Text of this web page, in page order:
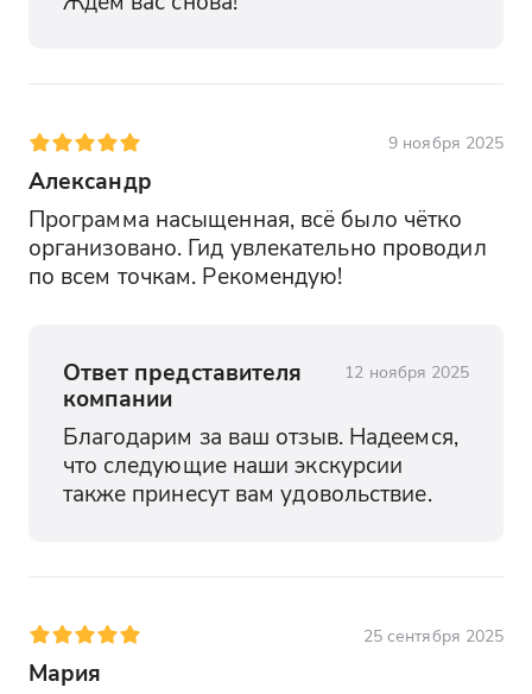
9 ноября 2025
Александр
Программа насыщенная, всё было чётко
организовано. Гид увлекательно проводил
по всем точкам. Рекомендую!
Ответ представителя
компании
12 ноября 2025
Благодарим за ваш отзыв. Надеемся,
что следующие наши экскурсии
также принесут вам удовольствие.
25 сентября 2025
Мария